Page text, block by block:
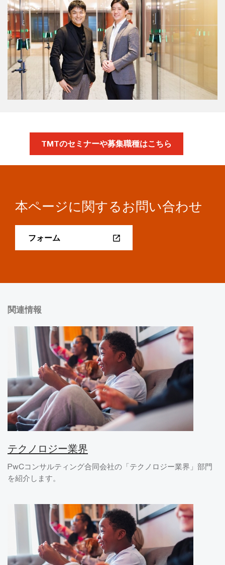
TMTのセミナーや募集職種はこちら
本ページに関するお問い合わせ
フォーム
関連情報
テクノロジー業界
PwCコンサルティング合同会社の「テクノロジー業界」部門
を紹介します。